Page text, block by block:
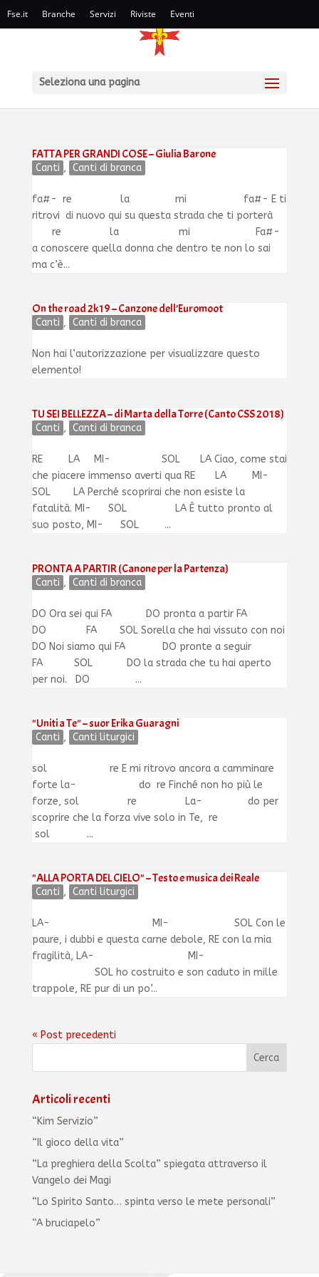
Fse.it Branche Servizi Riviste Eventi
Seleziona una pagina
FATTA PER GRANDI COSE – Giulia Barone
Canti , Canti di branca
fa#- re la mi fa#- E ti
ritrovi di nuovo qui su questa strada che ti porterà
re la mi Fa#-
a conoscere quella donna che dentro te non lo sai
ma c’è...
On the road 2k19 – Canzone dell’Euromoot
Canti , Canti di branca
Non hai l’autorizzazione per visualizzare questo
elemento!
TU SEI BELLEZZA – di Marta della Torre (Canto CSS 2018)
Canti , Canti di branca
RE LA MI­- SOL LA Ciao, come stai
che piacere immenso averti qua RE LA MI-
SOL LA Perché scoprirai che non esiste la
fatalità. MI- SOL LA È tutto pronto al
suo posto, MI- SOL ...
PRONTA A PARTIR (Canone per la Partenza)
Canti , Canti di branca
DO Ora sei qui FA DO pronta a partir FA
DO FA SOL Sorella che hai vissuto con noi
DO Noi siamo qui FA DO pronte a seguir
FA SOL DO la strada che tu hai aperto
per noi. DO ...
"Uniti a Te" – suor Erika Guaragni
Canti , Canti liturgici
sol re E mi ritrovo ancora a camminare
forte la- do re Finché non ho più le
forze, sol re La- do per
scoprire che la forza vive solo in Te, re
sol ...
"ALLA PORTA DEL CIELO" – Testo e musica dei Reale
Canti , Canti liturgici
LA- MI- SOL Con le
paure, i dubbi e questa carne debole, RE con la mia
fragilità, LA- MI-
SOL ho costruito e son caduto in mille
trappole, RE pur di un po’...
« Post precedenti
Articoli recenti
“Kim Servizio”
“Il gioco della vita”
“La preghiera della Scolta” spiegata attraverso il
Vangelo dei Magi
“Lo Spirito Santo… spinta verso le mete personali”
“A bruciapelo”